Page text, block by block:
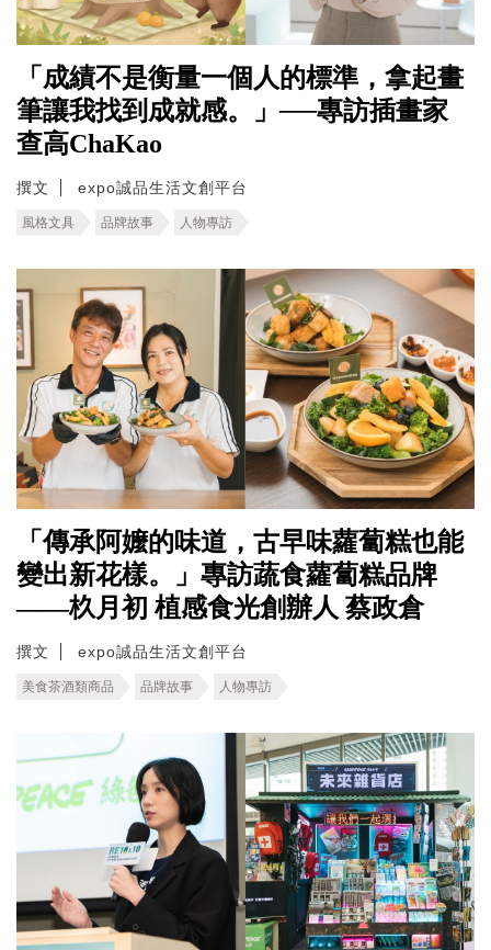
「成績不是衡量一個人的標準，拿起畫
筆讓我找到成就感。」──專訪插畫家
查高ChaKao
撰文 expo誠品生活文創平台
風格文具 品牌故事 人物專訪
「傳承阿嬤的味道，古早味蘿蔔糕也能
變出新花樣。」專訪蔬食蘿蔔糕品牌
——杦月初 植感食光創辦人 蔡政倉
撰文 expo誠品生活文創平台
美食茶酒類商品 品牌故事 人物專訪